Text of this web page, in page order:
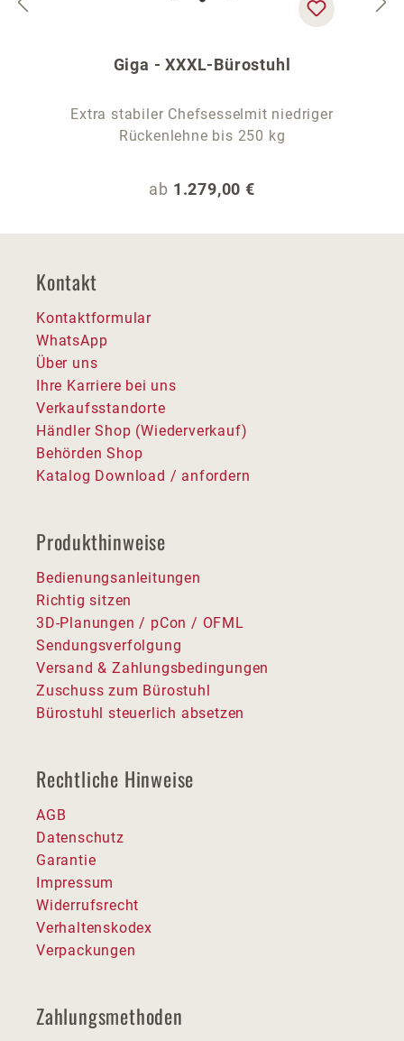
Giga - XXXL-Bürostuhl
Extra stabiler Chefsesselmit niedriger
Rückenlehne bis 250 kg
Regulärer Preis:
ab 1.279,00 €
Kontakt
Kontaktformular
WhatsApp
Über uns
Ihre Karriere bei uns
Verkaufsstandorte
Händler Shop (Wiederverkauf)
Behörden Shop
Katalog Download / anfordern
Produkthinweise
Bedienungsanleitungen
Richtig sitzen
3D-Planungen / pCon / OFML
Sendungsverfolgung
Versand & Zahlungsbedingungen
Zuschuss zum Bürostuhl
Bürostuhl steuerlich absetzen
Rechtliche Hinweise
AGB
Datenschutz
Garantie
Impressum
Widerrufsrecht
Verhaltenskodex
Verpackungen
Zahlungsmethoden